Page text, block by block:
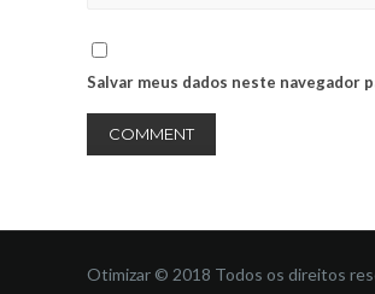
Salvar meus dados neste navegador
Otimizar © 2018 Todos os direitos